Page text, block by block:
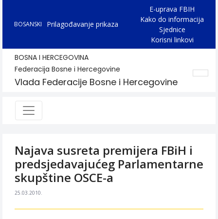
BOSANSKI Prilagođavanje prikaza
E-uprava FBIH
Kako do informacija
Sjednice
Korisni linkovi
BOSNA I HERCEGOVINA
Federacija Bosne i Hercegovine
Vlada Federacije Bosne i Hercegovine
Najava susreta premijera FBiH i
predsjedavajućeg Parlamentarne
skupštine OSCE-a
25.03.2010.